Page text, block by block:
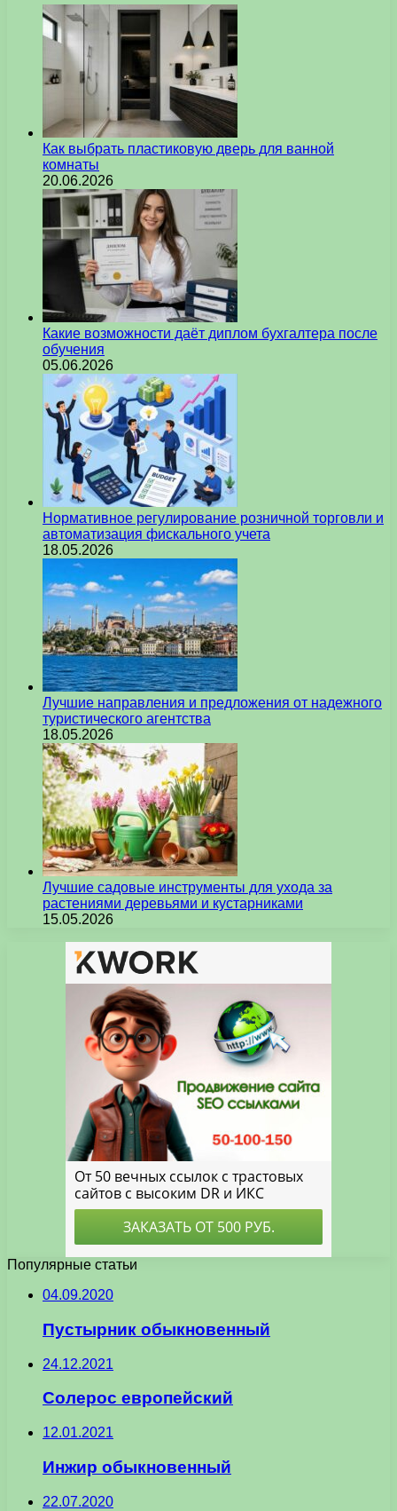
Как выбрать пластиковую дверь для ванной
комнаты
20.06.2026
Какие возможности даёт диплом бухгалтера после
обучения
05.06.2026
Нормативное регулирование розничной торговли и
автоматизация фискального учета
18.05.2026
Лучшие направления и предложения от надежного
туристического агентства
18.05.2026
Лучшие садовые инструменты для ухода за
растениями деревьями и кустарниками
15.05.2026
Популярные статьи
04.09.2020
Пустырник обыкновенный
24.12.2021
Солерос европейский
12.01.2021
Инжир обыкновенный
22.07.2020